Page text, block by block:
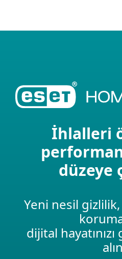
İhlalleri
düzeye
Yeni nesil
dijital